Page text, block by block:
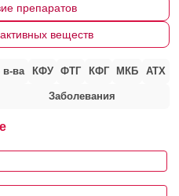
препаратов
веществ
ва КФУ ФТГ КФГ МКБ АТХ
Заболевания